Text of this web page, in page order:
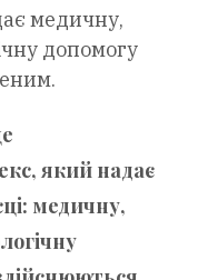
медичну,
допомогу
який надає
медичну,